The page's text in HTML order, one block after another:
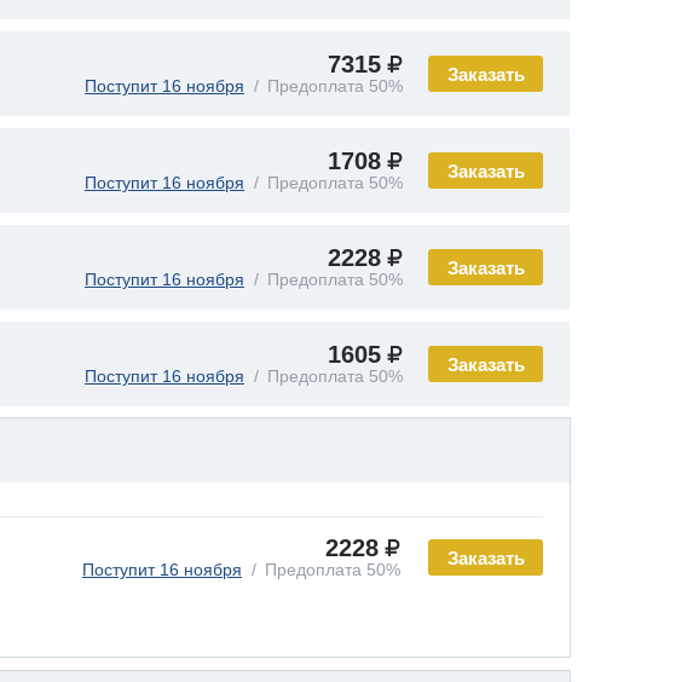
Заказать
7315
Поступит 16 ноября Предоплата 50%
Заказать
1708
Поступит 16 ноября Предоплата 50%
Заказать
2228
Поступит 16 ноября Предоплата 50%
Заказать
1605
Поступит 16 ноября Предоплата 50%
Заказать
2228
Поступит 16 ноября Предоплата 50%